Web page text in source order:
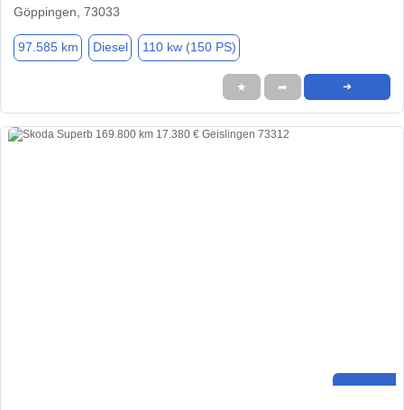
Göppingen, 73033
97.585 km Diesel 110 kw (150 PS)
★ ➦ ➜